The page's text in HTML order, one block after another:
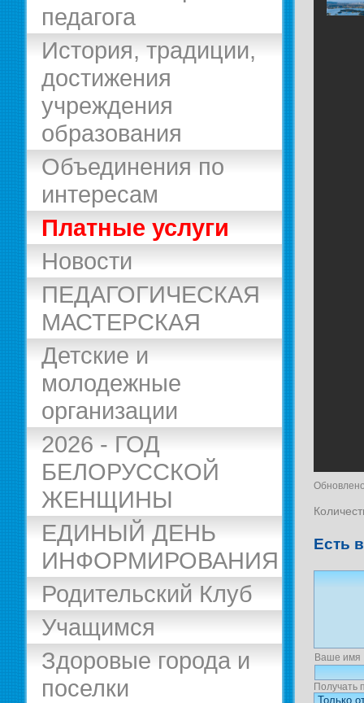
педагога
История, традиции,
достижения
учреждения
образования
Объединения по
интересам
Платные услуги
Новости
ПЕДАГОГИЧЕСКАЯ
МАСТЕРСКАЯ
Детские и
молодежные
организации
2026 - ГОД
БЕЛОРУССКОЙ
ЖЕНЩИНЫ
ЕДИНЫЙ ДЕНЬ
ИНФОРМИРОВАНИЯ
Родительский Клуб
Учащимся
Здоровые города и
поселки
Есть
Ваше имя
Получать